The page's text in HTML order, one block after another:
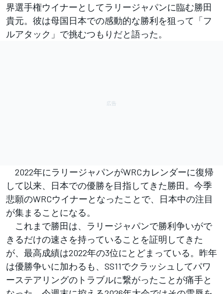
界選手権ウイナーとしてラリージャパンに臨む勝田
貴元。彼は母国日本での感動的な勝利を狙って「フ
ルアタック」で挑むつもりだと語った。
2022年にラリージャパンがWRCカレンダーに復帰
して以来、日本での優勝を目指してきた勝田。今季
悲願のWRCウイナーとなったことで、日本中の注目
が集まることになる。
これまで勝田は、ラリージャパンで勝利争いがで
きるだけの速さを持っていることを証明してきた
が、最高成績は2022年の3位にとどまっている。昨年
は優勝争いに加わるも、SS11でクラッシュしてパワ
ーステアリングのトラブルに繋がったことが痛手と